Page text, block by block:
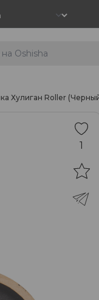
Хулиган Roller
1